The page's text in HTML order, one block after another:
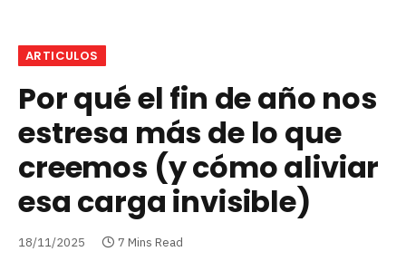
ARTICULOS
Por qué el fin de año nos
estresa más de lo que
creemos (y cómo aliviar
esa carga invisible)
18/11/2025 7 Mins Read